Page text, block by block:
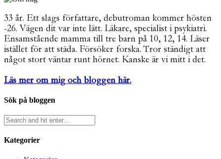
33 år. Ett slags författare, debutroman kommer hösten
-26. Vägen dit var inte lätt. Läkare, specialist i psykiatri.
Ensamstående mamma till tre barn på 10, 12, 14. Läser
istället för att städa. Försöker forska. Tror ständigt att
något stort väntar runt hörnet. Kanske är vi mitt i det.
Läs mer om mig och bloggen här.
Sök på bloggen
Kategorier